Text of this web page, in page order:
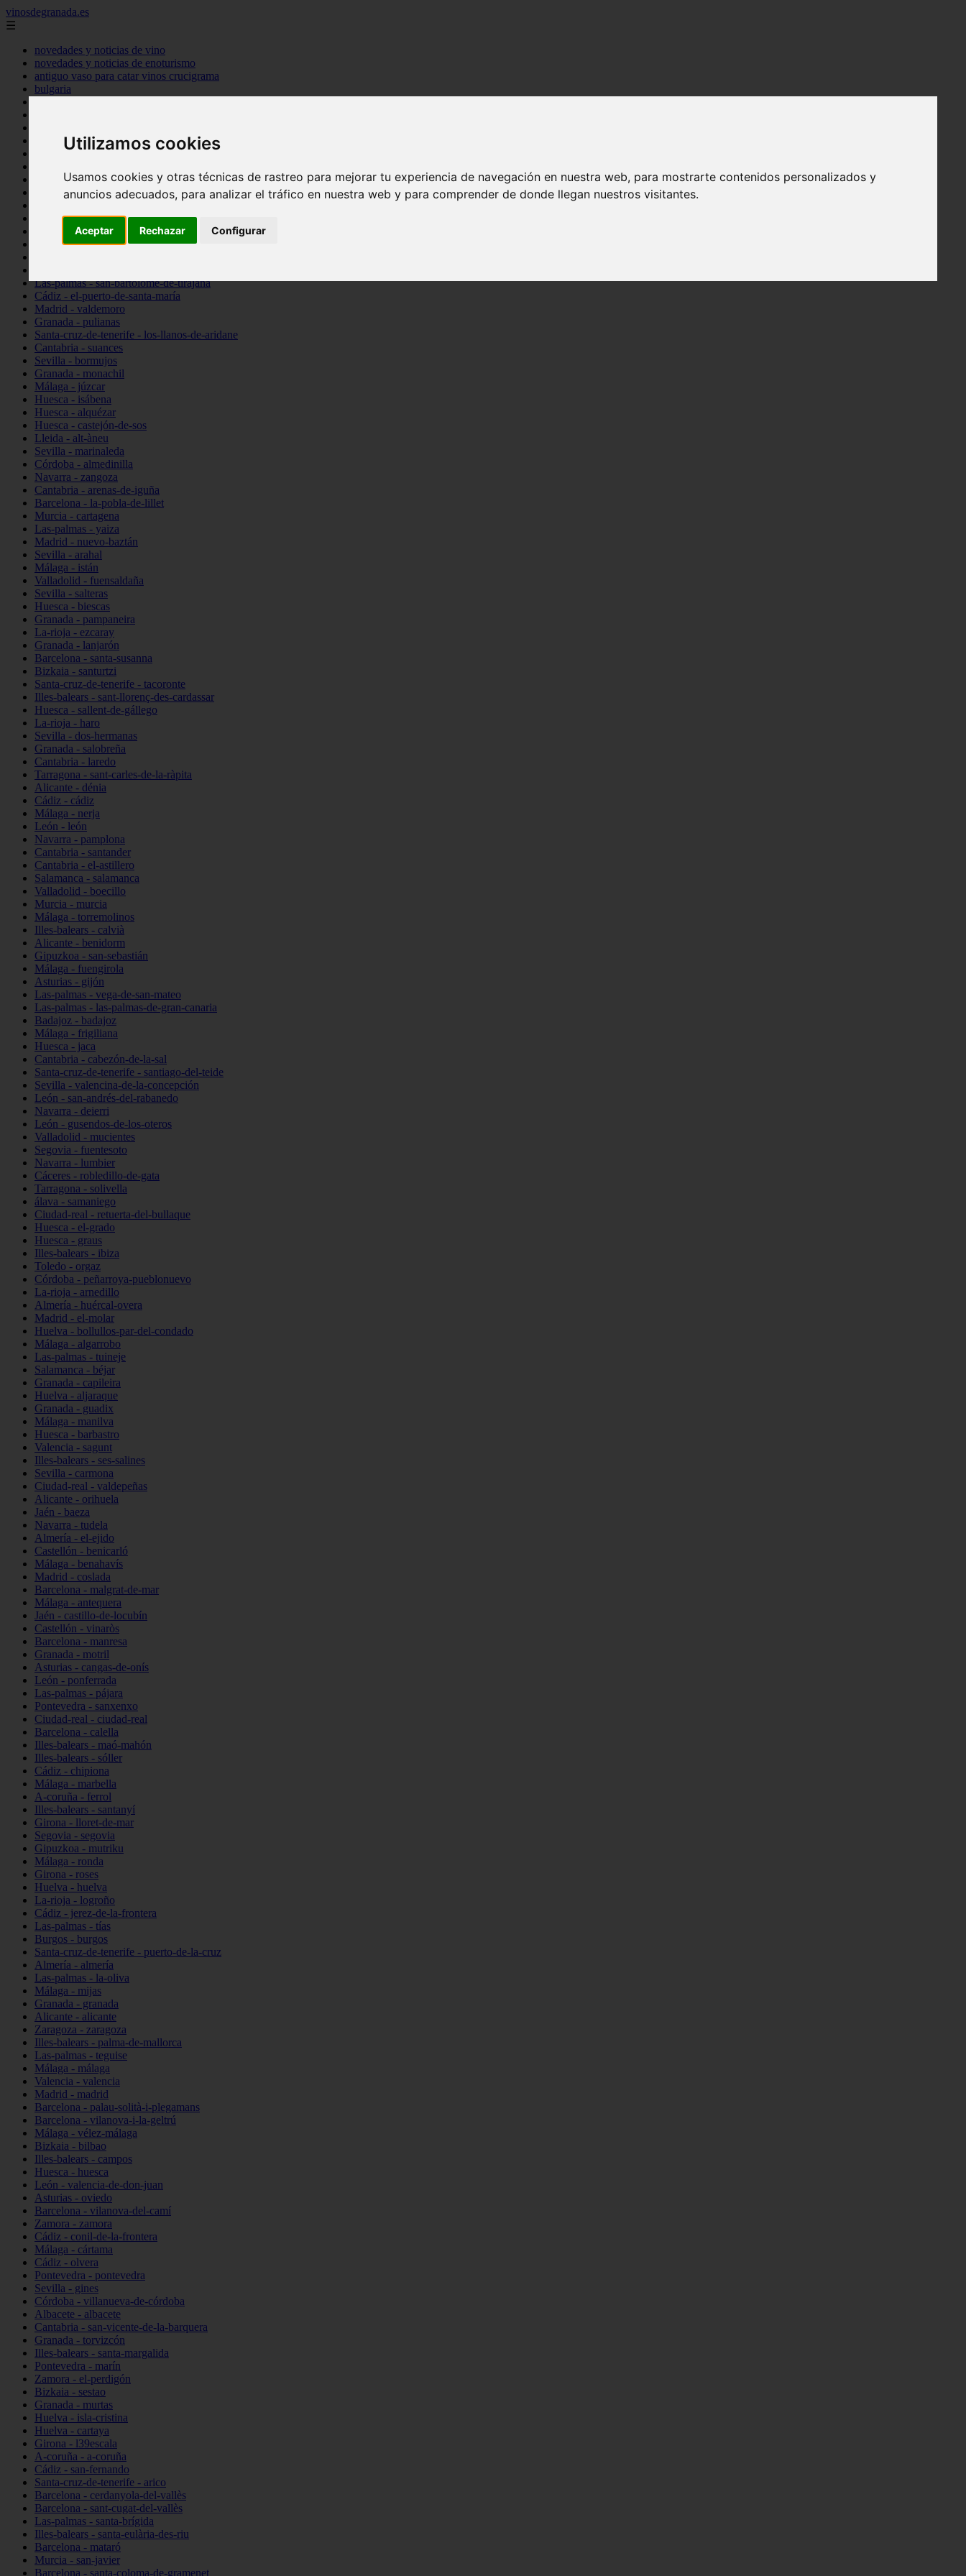
Utilizamos cookies
Usamos cookies y otras técnicas de rastreo para mejorar tu experiencia de navegación en nuestra web, para mostrarte contenidos personalizados y
anuncios adecuados, para analizar el tráfico en nuestra web y para comprender de donde llegan nuestros visitantes.
Aceptar Rechazar Configurar
vinosdegranada.es
☰
novedades y noticias de vino
novedades y noticias de enoturismo
antiguo vaso para catar vinos crucigrama
bulgaria
Córdoba - córdoba
Barcelona - barcelona
Ciudad-real - montiel
Santa-cruz-de-tenerife - guía-de-isora
La-rioja - casalarreina
Almería - roquetas-de-mar
Madrid - pozuelo-de-alarcón
Las-palmas - san-bartolomé-de-tirajana
Cádiz - el-puerto-de-santa-maría
Madrid - valdemoro
Granada - pulianas
Santa-cruz-de-tenerife - los-llanos-de-aridane
Cantabria - suances
Sevilla - bormujos
Granada - monachil
Málaga - júzcar
Huesca - isábena
Huesca - alquézar
Huesca - castejón-de-sos
Lleida - alt-àneu
Sevilla - marinaleda
Córdoba - almedinilla
Navarra - zangoza
Cantabria - arenas-de-iguña
Barcelona - la-pobla-de-lillet
Murcia - cartagena
Las-palmas - yaiza
Madrid - nuevo-baztán
Sevilla - arahal
Málaga - istán
Valladolid - fuensaldaña
Sevilla - salteras
Huesca - biescas
Granada - pampaneira
La-rioja - ezcaray
Granada - lanjarón
Barcelona - santa-susanna
Bizkaia - santurtzi
Santa-cruz-de-tenerife - tacoronte
Illes-balears - sant-llorenç-des-cardassar
Huesca - sallent-de-gállego
La-rioja - haro
Sevilla - dos-hermanas
Granada - salobreña
Cantabria - laredo
Tarragona - sant-carles-de-la-ràpita
Alicante - dénia
Cádiz - cádiz
Málaga - nerja
León - león
Navarra - pamplona
Cantabria - santander
Cantabria - el-astillero
Salamanca - salamanca
Valladolid - boecillo
Murcia - murcia
Málaga - torremolinos
Illes-balears - calvià
Alicante - benidorm
Gipuzkoa - san-sebastián
Málaga - fuengirola
Asturias - gijón
Las-palmas - vega-de-san-mateo
Las-palmas - las-palmas-de-gran-canaria
Badajoz - badajoz
Málaga - frigiliana
Huesca - jaca
Cantabria - cabezón-de-la-sal
Santa-cruz-de-tenerife - santiago-del-teide
Sevilla - valencina-de-la-concepción
León - san-andrés-del-rabanedo
Navarra - deierri
León - gusendos-de-los-oteros
Valladolid - mucientes
Segovia - fuentesoto
Navarra - lumbier
Cáceres - robledillo-de-gata
Tarragona - solivella
álava - samaniego
Ciudad-real - retuerta-del-bullaque
Huesca - el-grado
Huesca - graus
Illes-balears - ibiza
Toledo - orgaz
Córdoba - peñarroya-pueblonuevo
La-rioja - arnedillo
Almería - huércal-overa
Madrid - el-molar
Huelva - bollullos-par-del-condado
Málaga - algarrobo
Las-palmas - tuineje
Salamanca - béjar
Granada - capileira
Huelva - aljaraque
Granada - guadix
Málaga - manilva
Huesca - barbastro
Valencia - sagunt
Illes-balears - ses-salines
Sevilla - carmona
Ciudad-real - valdepeñas
Alicante - orihuela
Jaén - baeza
Navarra - tudela
Almería - el-ejido
Castellón - benicarló
Málaga - benahavís
Madrid - coslada
Barcelona - malgrat-de-mar
Málaga - antequera
Jaén - castillo-de-locubín
Castellón - vinaròs
Barcelona - manresa
Granada - motril
Asturias - cangas-de-onís
León - ponferrada
Las-palmas - pájara
Pontevedra - sanxenxo
Ciudad-real - ciudad-real
Barcelona - calella
Illes-balears - maó-mahón
Illes-balears - sóller
Cádiz - chipiona
Málaga - marbella
A-coruña - ferrol
Illes-balears - santanyí
Girona - lloret-de-mar
Segovia - segovia
Gipuzkoa - mutriku
Málaga - ronda
Girona - roses
Huelva - huelva
La-rioja - logroño
Cádiz - jerez-de-la-frontera
Las-palmas - tías
Burgos - burgos
Santa-cruz-de-tenerife - puerto-de-la-cruz
Almería - almería
Las-palmas - la-oliva
Málaga - mijas
Granada - granada
Alicante - alicante
Zaragoza - zaragoza
Illes-balears - palma-de-mallorca
Las-palmas - teguise
Málaga - málaga
Valencia - valencia
Madrid - madrid
Barcelona - palau-solità-i-plegamans
Barcelona - vilanova-i-la-geltrú
Málaga - vélez-málaga
Bizkaia - bilbao
Illes-balears - campos
Huesca - huesca
León - valencia-de-don-juan
Asturias - oviedo
Barcelona - vilanova-del-camí
Zamora - zamora
Cádiz - conil-de-la-frontera
Málaga - cártama
Cádiz - olvera
Pontevedra - pontevedra
Sevilla - gines
Córdoba - villanueva-de-córdoba
Albacete - albacete
Cantabria - san-vicente-de-la-barquera
Granada - torvizcón
Illes-balears - santa-margalida
Pontevedra - marín
Zamora - el-perdigón
Bizkaia - sestao
Granada - murtas
Huelva - isla-cristina
Huelva - cartaya
Girona - l39escala
A-coruña - a-coruña
Cádiz - san-fernando
Santa-cruz-de-tenerife - arico
Barcelona - cerdanyola-del-vallès
Barcelona - sant-cugat-del-vallès
Las-palmas - santa-brígida
Illes-balears - santa-eulària-des-riu
Barcelona - mataró
Murcia - san-javier
Barcelona - santa-coloma-de-gramenet